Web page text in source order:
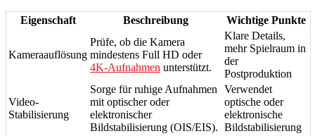
Eigenschaft Beschreibung Wichtige Punkte
Kameraauflösung
Prüfe, ob die Kamera
mindestens Full HD oder
4K-Aufnahmen unterstützt.
Klare Details,
mehr Spielraum in
der
Postproduktion
Video-
Stabilisierung
Sorge für ruhige Aufnahmen
mit optischer oder
elektronischer
Bildstabilisierung (OIS/EIS).
Verwendet
optische oder
elektronische
Bildstabilisierung